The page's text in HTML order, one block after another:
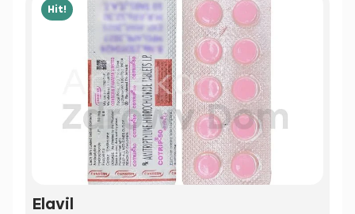
Hit!
Elavil